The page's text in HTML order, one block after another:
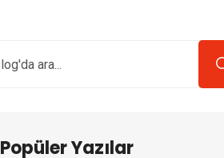
Popüler Yazılar